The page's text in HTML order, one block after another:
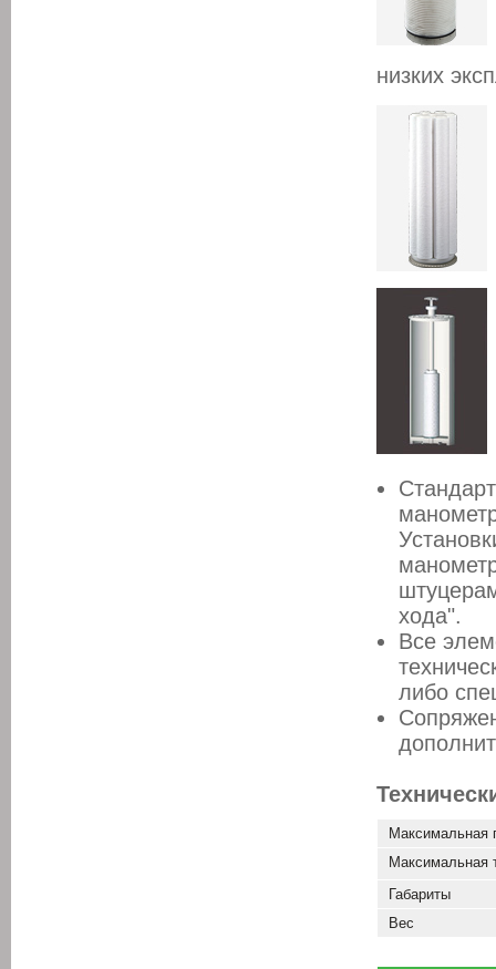
низких
хода".
Все
либо
Максимальная
Максимальная
Габариты
Вес